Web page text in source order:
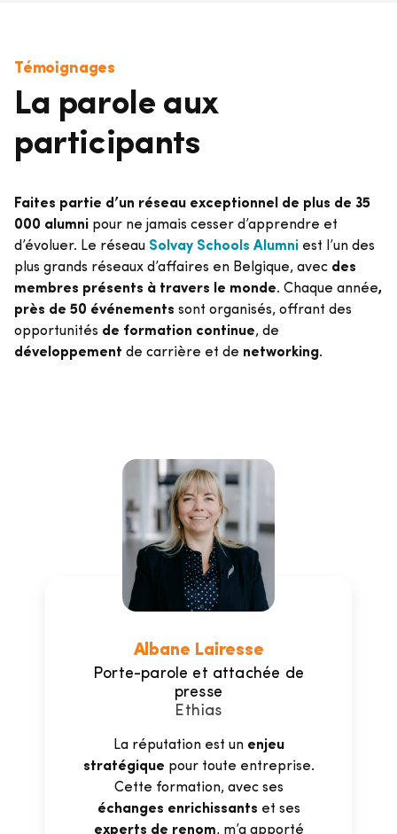
Témoignages
La parole aux
participants
Faites partie d’un réseau exceptionnel de plus de 35
000 alumni pour ne jamais cesser d’apprendre et
d’évoluer. Le réseau Solvay Schools Alumni est l’un des
plus grands réseaux d’affaires en Belgique, avec des
membres présents à travers le monde. Chaque année,
près de 50 événements sont organisés, offrant des
opportunités de formation continue, de
développement de carrière et de networking.
Albane Lairesse
Porte-parole et attachée de
presse
Ethias
La réputation est un enjeu
stratégique pour toute entreprise.
Cette formation, avec ses
échanges enrichissants et ses
experts de renom, m’a apporté